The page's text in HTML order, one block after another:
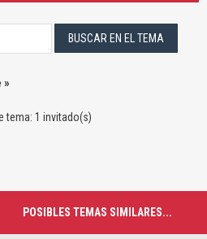
»
tema: 1 invitado(s)
POSIBLES TEMAS SIMILARES...